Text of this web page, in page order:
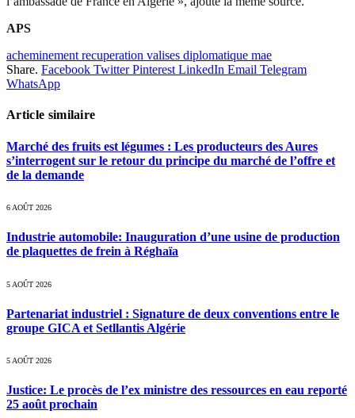
APS
acheminement recuperation valises diplomatique mae
Share. Facebook Twitter Pinterest LinkedIn Email Telegram
WhatsApp
Article similaire
Marché des fruits est légumes : Les producteurs des Aures
s’interrogent sur le retour du principe du marché de l’offre et
de la demande
6 AOÛT 2026
Industrie automobile: Inauguration d’une usine de production
de plaquettes de frein à Réghaïa
5 AOÛT 2026
Partenariat industriel : Signature de deux conventions entre le
groupe GICA et Setllantis Algérie
5 AOÛT 2026
Justice: Le procès de l’ex ministre des ressources en eau reporté
25 août prochain